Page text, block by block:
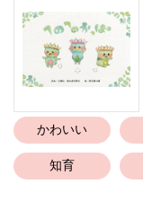
かわいい
知育